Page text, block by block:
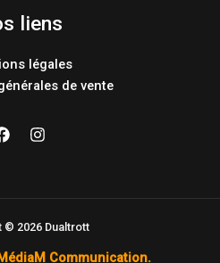
liens
légales
de vente
© 2026 Dualtrott
Communication.